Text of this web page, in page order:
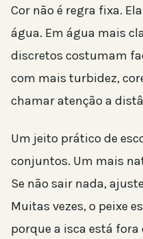
Cor não é regra fixa.
água. Em água mais
discretos costumam
com mais turbidez,
chamar atenção a
Um jeito prático de
conjuntos. Um mais
Se não sair nada,
Muitas vezes, o peixe
porque a isca está fora